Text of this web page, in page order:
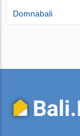
Domnabali